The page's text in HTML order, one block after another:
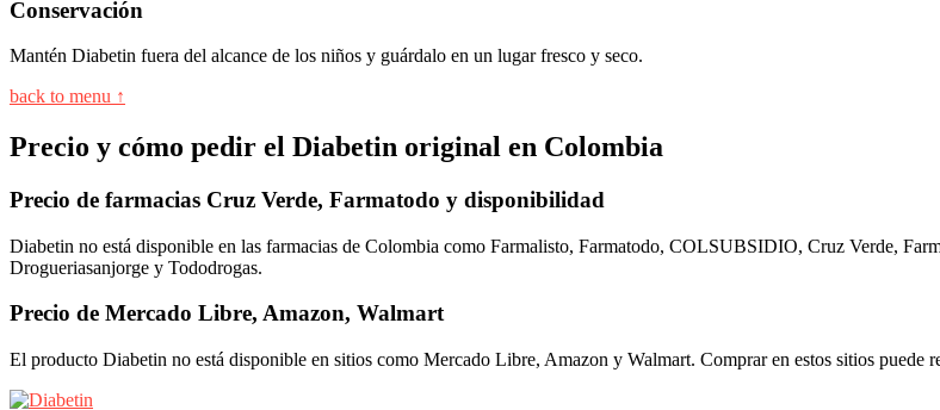
Conservación
Mantén Diabetin fuera del alcance de los niños y guárdalo en un lugar fresco y seco.
back to menu ↑
Precio y cómo pedir el Diabetin original en Colombia
Precio de farmacias Cruz Verde, Farmatodo y disponibilidad
Diabetin no está disponible en las farmacias de Colombia como Farmalisto, Farmatodo, COLSUBSIDIO, Cruz Verde,
Drogueriasanjorge y Tododrogas.
Precio de Mercado Libre, Amazon, Walmart
El producto Diabetin no está disponible en sitios como Mercado Libre, Amazon y Walmart. Comprar en estos sitios puede